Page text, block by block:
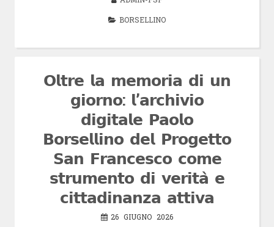
BORSELLINO
𝗢𝗹𝘁𝗿𝗲 𝗹𝗮 𝗺𝗲𝗺𝗼𝗿𝗶𝗮 𝗱𝗶 𝘂𝗻
𝗴𝗶𝗼𝗿𝗻𝗼: 𝗹’𝗮𝗿𝗰𝗵𝗶𝘃𝗶𝗼
𝗱𝗶𝗴𝗶𝘁𝗮𝗹𝗲 𝗣𝗮𝗼𝗹𝗼
𝗕𝗼𝗿𝘀𝗲𝗹𝗹𝗶𝗻𝗼 𝗱𝗲𝗹 𝗣𝗿𝗼𝗴𝗲𝘁𝘁𝗼
𝗦𝗮𝗻 𝗙𝗿𝗮𝗻𝗰𝗲𝘀𝗰𝗼 𝗰𝗼𝗺𝗲
𝘀𝘁𝗿𝘂𝗺𝗲𝗻𝘁𝗼 𝗱𝗶 𝘃𝗲𝗿𝗶𝘁𝗮̀ 𝗲
𝗰𝗶𝘁𝘁𝗮𝗱𝗶𝗻𝗮𝗻𝘇𝗮 𝗮𝘁𝘁𝗶𝘃𝗮
26 GIUGNO 2026